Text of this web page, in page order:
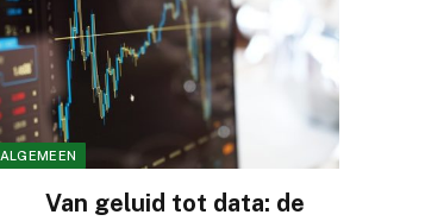
ALGEMEEN
Van geluid tot data: de